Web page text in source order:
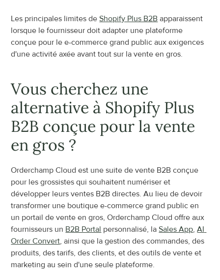
Les principales limites de Shopify Plus B2B apparaissent
lorsque le fournisseur doit adapter une plateforme
conçue pour le e-commerce grand public aux exigences
d'une activité axée avant tout sur la vente en gros.
Vous cherchez une
alternative à Shopify Plus
B2B conçue pour la vente
en gros ?
Orderchamp Cloud est une suite de vente B2B conçue
pour les grossistes qui souhaitent numériser et
développer leurs ventes B2B directes. Au lieu de devoir
transformer une boutique e-commerce grand public en
un portail de vente en gros, Orderchamp Cloud offre aux
fournisseurs un B2B Portal personnalisé, la Sales App, AI
Order Convert, ainsi que la gestion des commandes, des
produits, des tarifs, des clients, et des outils de vente et
marketing au sein d'une seule plateforme.